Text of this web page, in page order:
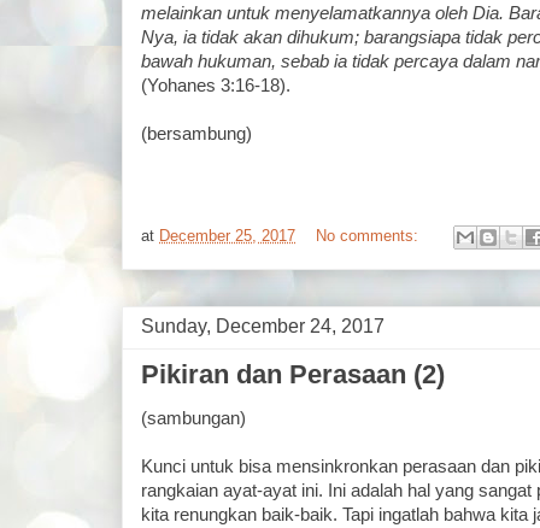
melainkan untuk menyelamatkannya oleh Dia.
Nya, ia tidak akan dihukum; barangsiapa tidak
bawah hukuman, sebab ia tidak percaya dalam
(Yohanes 3:16-18).
(bersambung)
at December 25, 2017 No comments:
Sunday, December 24, 2017
Pikiran dan Perasaan (2)
(sambungan)
Kunci untuk bisa mensinkronkan perasaan dan
rangkaian ayat-ayat ini. Ini adalah hal yang
kita renungkan baik-baik. Tapi ingatlah bahwa kita